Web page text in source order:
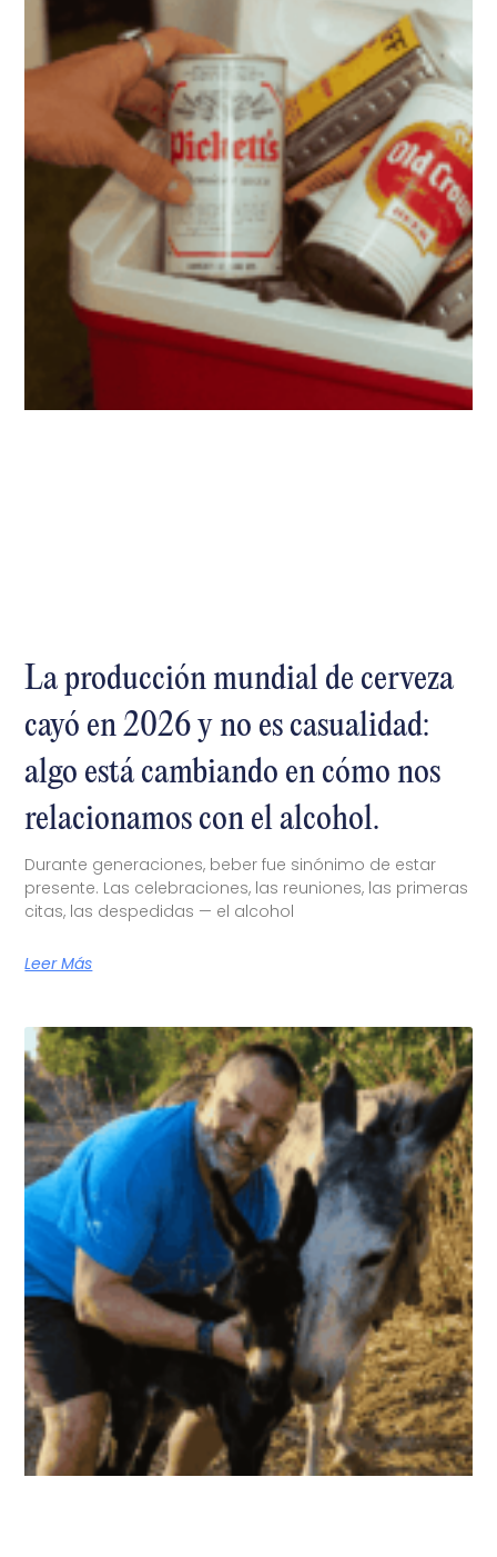
La producción mundial de cerveza
cayó en 2026 y no es casualidad:
algo está cambiando en cómo nos
relacionamos con el alcohol.
Durante generaciones, beber fue sinónimo de estar
presente. Las celebraciones, las reuniones, las primeras
citas, las despedidas — el alcohol
Leer Más